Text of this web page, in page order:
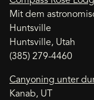
Mit dem
Huntsville
Huntsville, Utah
(385) 279-4460
Canyoning unter
Kanab, UT